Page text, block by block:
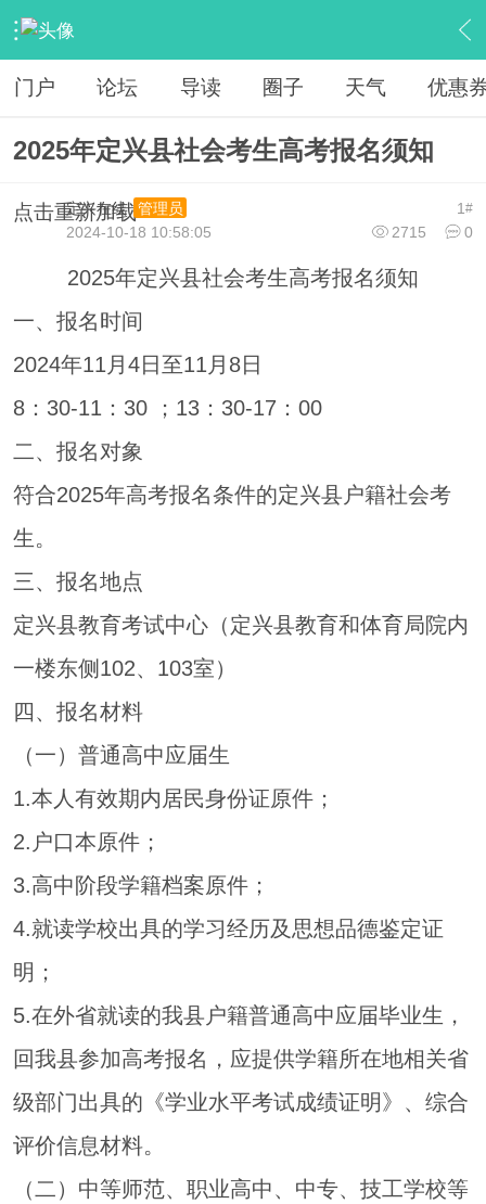
› 魅力定兴 › 定兴热线 › 内容
门户 论坛 导读 圈子 天气 优惠
2025年定兴县社会考生高考报名须知
点击重新加载 1#
定兴在线
管理员
2715
0
2024-10-18 10:58:05
2025年定兴县社会考生高考报名须知
一、报名时间
2024年11月4日至11月8日
8：30-11：30 ；13：30-17：00
二、报名对象
符合2025年高考报名条件的定兴县户籍社会考
生。
三、报名地点
定兴县教育考试中心（定兴县教育和体育局院内
一楼东侧102、103室）
四、报名材料
（一）普通高中应届生
1.本人有效期内居民身份证原件；
2.户口本原件；
3.高中阶段学籍档案原件；
4.就读学校出具的学习经历及思想品德鉴定证
明；
5.在外省就读的我县户籍普通高中应届毕业生，
回我县参加高考报名，应提供学籍所在地相关省
级部门出具的《学业水平考试成绩证明》、综合
评价信息材料。
（二）中等师范、职业高中、中专、技工学校等